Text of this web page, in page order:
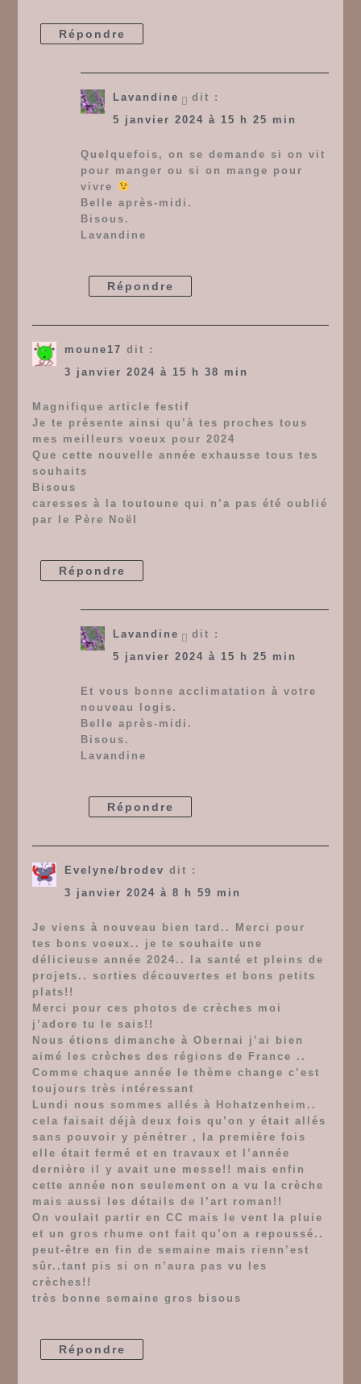
Répondre
Lavandine
dit :
5 janvier 2024 à 15 h 25 min
Quelquefois, on se demande si on vit
pour manger ou si on mange pour
vivre
Belle après-midi.
Bisous.
Lavandine
Répondre
moune17 dit :
3 janvier 2024 à 15 h 38 min
Magnifique article festif
Je te présente ainsi qu’à tes proches tous
mes meilleurs voeux pour 2024
Que cette nouvelle année exhausse tous tes
souhaits
Bisous
caresses à la toutoune qui n’a pas été oublié
par le Père Noël
Répondre
Lavandine
dit :
5 janvier 2024 à 15 h 25 min
Et vous bonne acclimatation à votre
nouveau logis.
Belle après-midi.
Bisous.
Lavandine
Répondre
Evelyne/brodev dit :
3 janvier 2024 à 8 h 59 min
Je viens à nouveau bien tard.. Merci pour
tes bons voeux.. je te souhaite une
délicieuse année 2024.. la santé et pleins de
projets.. sorties découvertes et bons petits
plats!!
Merci pour ces photos de crèches moi
j’adore tu le sais!!
Nous étions dimanche à Obernai j’ai bien
aimé les crèches des régions de France ..
Comme chaque année le thème change c’est
toujours très intéressant
Lundi nous sommes allés à Hohatzenheim..
cela faisait déjà deux fois qu’on y était allés
sans pouvoir y pénétrer , la première fois
elle était fermé et en travaux et l’année
dernière il y avait une messe!! mais enfin
cette année non seulement on a vu la crèche
mais aussi les détails de l’art roman!!
On voulait partir en CC mais le vent la pluie
et un gros rhume ont fait qu’on a repoussé..
peut-être en fin de semaine mais rienn’est
sûr..tant pis si on n’aura pas vu les
crèches!!
très bonne semaine gros bisous
Répondre